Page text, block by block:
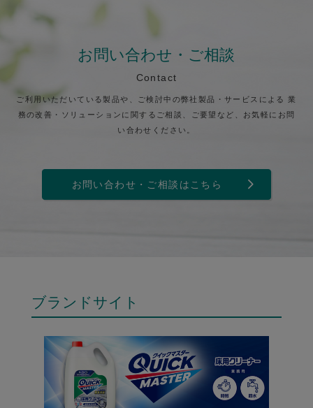
お問い合わせ・ご相談
Contact
ご利用いただいている製品や、ご検討中の弊社製品・サービスによる 業
務の改善・ソリューションに関するご相談、ご要望など、お気軽にお問
い合わせください。
お問い合わせ・ご相談はこちら
ブランドサイト